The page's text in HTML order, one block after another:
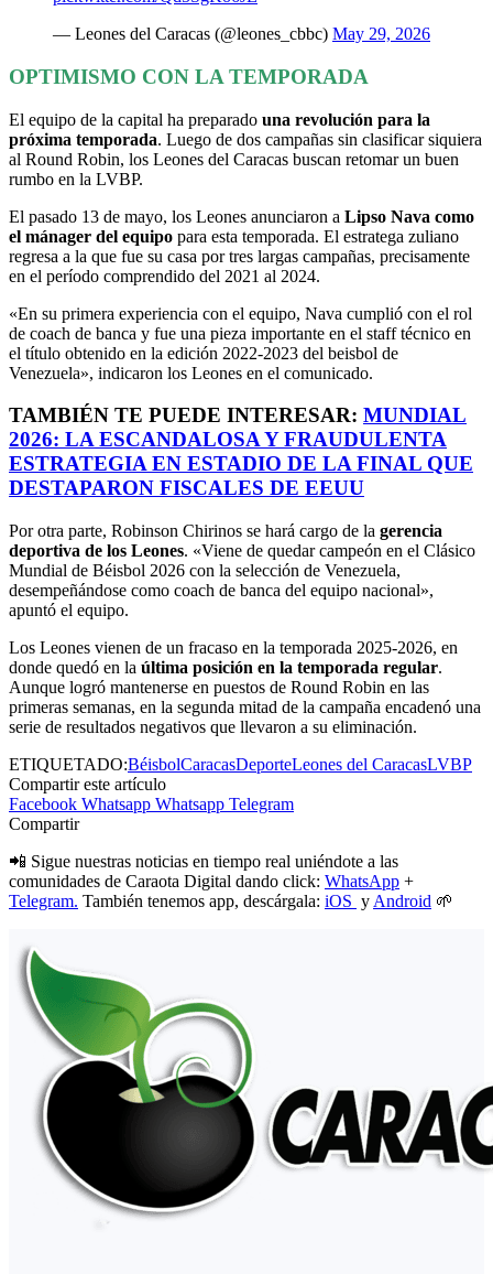
— Leones del Caracas (@leones_cbbc) May 29, 2026
OPTIMISMO CON LA TEMPORADA
El equipo de la capital ha preparado una revolución para la
próxima temporada. Luego de dos campañas sin clasificar siquiera
al Round Robin, los Leones del Caracas buscan retomar un buen
rumbo en la LVBP.
El pasado 13 de mayo, los Leones anunciaron a Lipso Nava como
el mánager del equipo para esta temporada. El estratega zuliano
regresa a la que fue su casa por tres largas campañas, precisamente
en el período comprendido del 2021 al 2024.
«En su primera experiencia con el equipo, Nava cumplió con el rol
de coach de banca y fue una pieza importante en el staff técnico en
el título obtenido en la edición 2022-2023 del beisbol de
Venezuela», indicaron los Leones en el comunicado.
TAMBIÉN TE PUEDE INTERESAR: MUNDIAL
2026: LA ESCANDALOSA Y FRAUDULENTA
ESTRATEGIA EN ESTADIO DE LA FINAL QUE
DESTAPARON FISCALES DE EEUU
Por otra parte, Robinson Chirinos se hará cargo de la gerencia
deportiva de los Leones. «Viene de quedar campeón en el Clásico
Mundial de Béisbol 2026 con la selección de Venezuela,
desempeñándose como coach de banca del equipo nacional»,
apuntó el equipo.
Los Leones vienen de un fracaso en la temporada 2025-2026, en
donde quedó en la última posición en la temporada regular.
Aunque logró mantenerse en puestos de Round Robin en las
primeras semanas, en la segunda mitad de la campaña encadenó una
serie de resultados negativos que llevaron a su eliminación.
ETIQUETADO:BéisbolCaracasDeporteLeones del CaracasLVBP
Compartir este artículo
Facebook Whatsapp Whatsapp Telegram
Compartir
📲 Sigue nuestras noticias en tiempo real uniéndote a las
comunidades de Caraota Digital dando click: WhatsApp +
Telegram. También tenemos app, descárgala: iOS y Android 🌱